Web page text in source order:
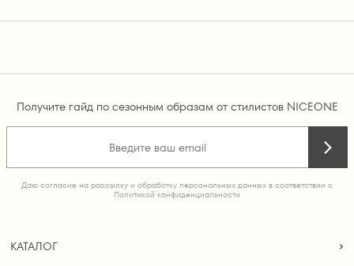
Получите гайд по сезонным образам от стилистов NICEONE
Даю согласие на рассылку и обработку персональных данных в соответствии с
Политикой конфиденциальности
КАТАЛОГ